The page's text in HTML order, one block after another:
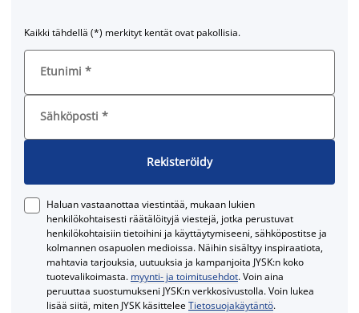
Kaikki tähdellä (*) merkityt kentät ovat pakollisia.
Etunimi *
Sähköposti *
Rekisteröidy
Haluan vastaanottaa viestintää, mukaan lukien
henkilökohtaisesti räätälöityjä viestejä, jotka perustuvat
henkilökohtaisiin tietoihini ja käyttäytymiseeni, sähköpostitse ja
kolmannen osapuolen medioissa. Näihin sisältyy inspiraatiota,
mahtavia tarjouksia, uutuuksia ja kampanjoita JYSK:n koko
tuotevalikoimasta. myynti- ja toimitusehdot. Voin aina
peruuttaa suostumukseni JYSK:n verkkosivustolla. Voin lukea
lisää siitä, miten JYSK käsitteleeTietosuojakäytäntö.